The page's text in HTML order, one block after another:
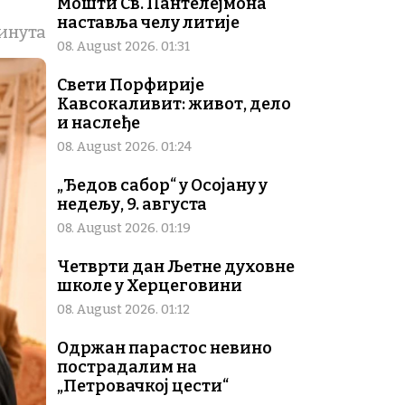
наставља челу литије
08. August 2026. 01:31
Свети Порфирије
Кавсокаливит: живот, дело
и наслеђе
08. August 2026. 01:24
„Ђедов сабор“ у Осојану у
недељу, 9. августа
08. August 2026. 01:19
Четврти дан Љетне духовне
школе у Херцеговини
08. August 2026. 01:12
Одржан парастос невино
пострадалим на
„Петровачкој цести“